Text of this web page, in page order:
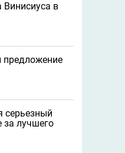
Винисиуса в
предложение
серьезный
за лучшего